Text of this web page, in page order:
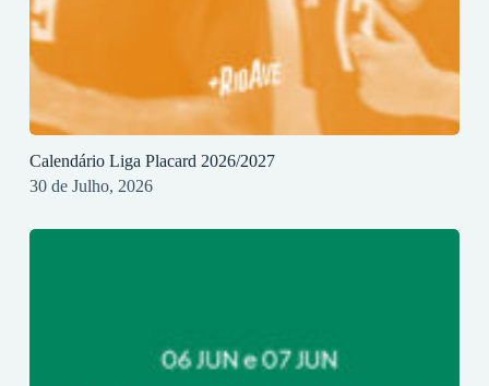
Calendário Liga Placard 2026/2027
30 de Julho, 2026